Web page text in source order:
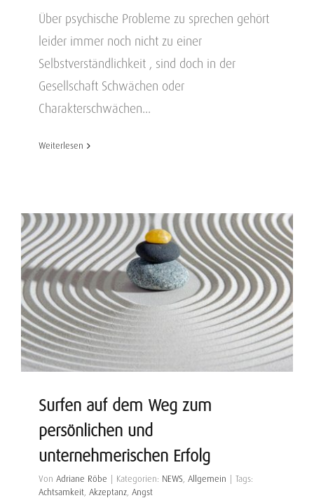
Über psychische Probleme zu sprechen gehört
leider immer noch nicht zu einer
Selbstverständlichkeit , sind doch in der
Gesellschaft Schwächen oder
Charakterschwächen...
Weiterlesen
Surfen auf dem Weg zum
persönlichen und
unternehmerischen Erfolg
Von Adriane Röbe Kategorien: NEWS, Allgemein
Tags:
Achtsamkeit, Akzeptanz, Angst